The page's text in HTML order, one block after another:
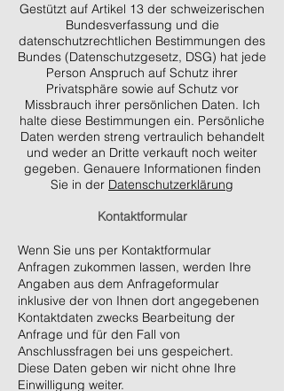
Gestützt auf Artikel 13 der schweizerischen
Bundesverfassung und die
datenschutzrechtlichen Bestimmungen des
Bundes (Datenschutzgesetz, DSG) hat jede
Person Anspruch auf Schutz ihrer
Privatsphäre sowie auf Schutz vor
Missbrauch ihrer persönlichen Daten. Ich
halte diese Bestimmungen ein. Persönliche
Daten werden streng vertraulich behandelt
und weder an Dritte verkauft noch weiter
gegeben. Genauere Informationen finden
Sie in der Datenschutzerklärung
Kontaktformular
Wenn Sie uns per Kontaktformular
Anfragen zukommen lassen, werden Ihre
Angaben aus dem Anfrageformular
inklusive der von Ihnen dort angegebenen
Kontaktdaten zwecks Bearbeitung der
Anfrage und für den Fall von
Anschlussfragen bei uns gespeichert.
Diese Daten geben wir nicht ohne Ihre
Einwilligung weiter.